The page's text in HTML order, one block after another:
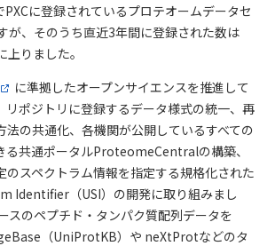
に登録されているプロテオームデータセ
が、そのうち直近3年間に登録された数は
りました。
に準拠したオープンサイエンスを推進して
リポジトリに登録するデータ様式の統一、再
法の共通化、各機関が公開しているすべての
る共通ポータルProteomeCentralの構築、
のスペクトラム情報を指定する規格化された
Identifier（USI）の開発に取り組みまし
スのペプチド・タンパク質配列データを
（UniProtKB）や neXtProtなどのタ